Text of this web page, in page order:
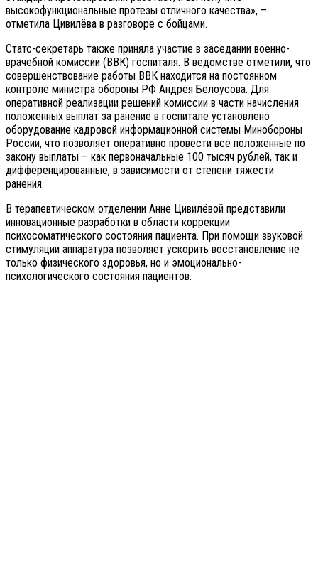
высокофункциональные протезы отличного качества», –
отметила Цивилёва в разговоре с бойцами.
Статс-секретарь также приняла участие в заседании военно-
врачебной комиссии (ВВК) госпиталя. В ведомстве отметили, что
совершенствование работы ВВК находится на постоянном
контроле министра обороны РФ Андрея Белоусова. Для
оперативной реализации решений комиссии в части начисления
положенных выплат за ранение в госпитале установлено
оборудование кадровой информационной системы Минобороны
России, что позволяет оперативно провести все положенные по
закону выплаты – как первоначальные 100 тысяч рублей, так и
дифференцированные, в зависимости от степени тяжести
ранения.
В терапевтическом отделении Анне Цивилёвой представили
инновационные разработки в области коррекции
психосоматического состояния пациента. При помощи звуковой
стимуляции аппаратура позволяет ускорить восстановление не
только физического здоровья, но и эмоционально-
психологического состояния пациентов.